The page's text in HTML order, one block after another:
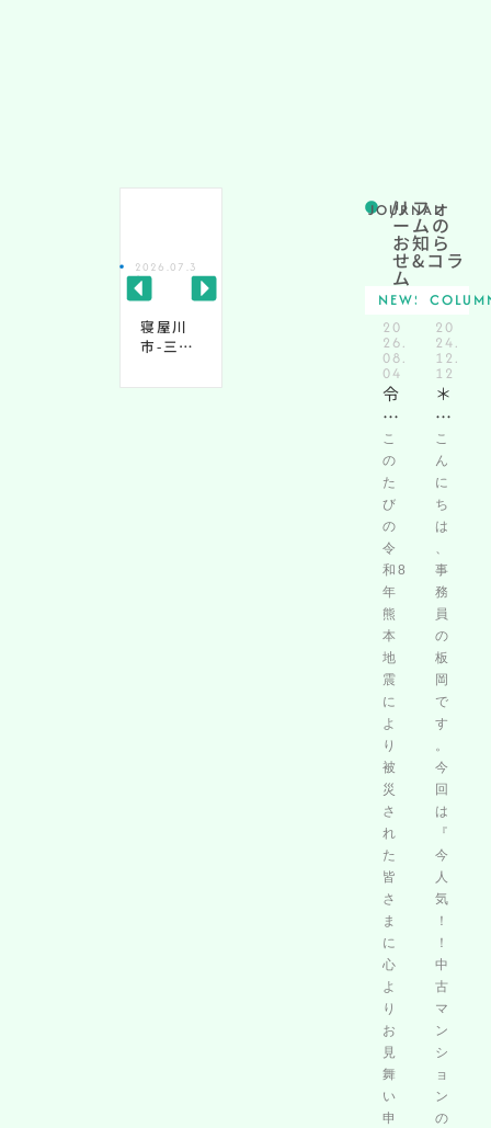
2026.07.3
1
寝屋川
市‐三井
ラス３
2026.07.0
寝屋川
市 - ラ
ンフォ
ルセ寝
屋川
JOURNAL
/リフォ
ームの
お知ら
せ&コラ
ム
NEWS
20
26.
08.
04
令
和
8
年
熊
本
地
震
に
よ
り
被
災
さ
れ
た
皆
さ
ま
に
義
援
金
を
寄
付
い
た
し
ま
し
た
こ
の
た
び
の
令
和8
年
熊
本
地
震
に
よ
り
被
災
さ
れ
た
皆
さ
ま
に
心
よ
り
お
見
舞
い
申
20
24.
12.
12
＊
ブ
ロ
グ
＊
『
今
人
気!
!中
古
マ
ン
シ
ョ
の
リ
ノ
ベ
ー
シ
ョ
ン
』
に
つ
い
て
こ
ん
に
ち
は
、
事
務
員
の
板
岡
で
す
。
今
回
は
『
今
人
気
！
！
中
古
マ
ン
シ
ョ
ン
の